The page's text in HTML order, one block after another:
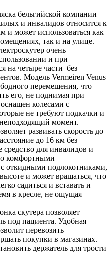
бельгийской компании
и инвалидов относится к
и может использоваться как
так и на улице.
очень
и при
на четыре части без
Модель Vermeiren Venus
перемещения, что
его, не поднимая при
колесами с
не требуют подкачки и
момент.
развивать скорость до
до 16 км без
средство для инвалидов и
комфортными
откидными подлокотниками,
и может вращаться, что
садиться и вставать и
в кресле, не ощущая
скутера позволяет
под пациента. Удобная
перевозить
покупки в магазинах.
держатель для трости